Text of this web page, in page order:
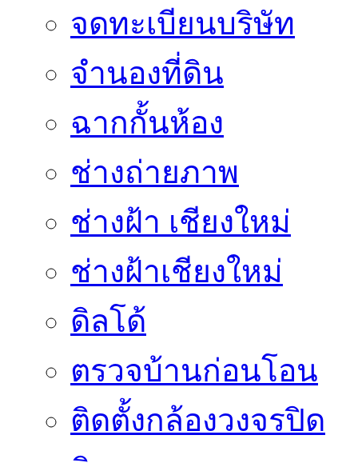
จดทะเบียนบริษัท
จำนองที่ดิน
ฉากกั้นห้อง
ช่างถ่ายภาพ
ช่างฝ้า เชียงใหม่
ช่างฝ้าเชียงใหม่
ดิลโด้
ตรวจบ้านก่อนโอน
ติดตั้งกล้องวงจรปิด